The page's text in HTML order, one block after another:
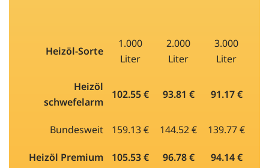
Heizöl-Sorte
1.000
Liter
2.000
Liter
3.000
Liter
Heizöl
schwefelarm
102.55 € 93.81 € 91.17 €
Bundesweit 159.13 € 144.52 € 139.77 €
Heizöl Premium 105.53 € 96.78 € 94.14 €